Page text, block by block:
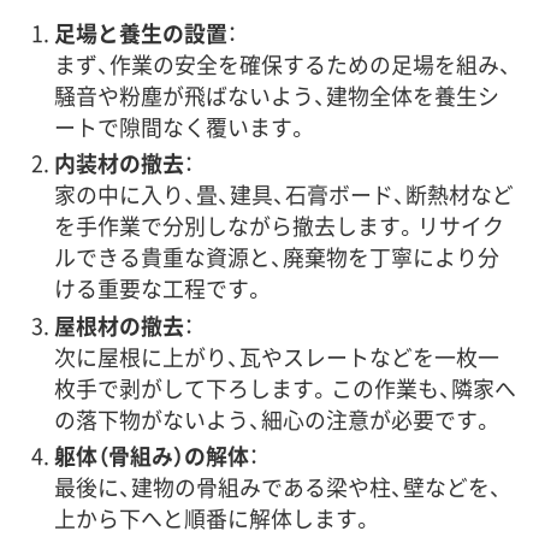
足場と養生の設置：
まず、作業の安全を確保するための足場を組み、
騒音や粉塵が飛ばないよう、建物全体を養生シ
ートで隙間なく覆います。
内装材の撤去：
家の中に入り、畳、建具、石膏ボード、断熱材など
を手作業で分別しながら撤去します。リサイク
ルできる貴重な資源と、廃棄物を丁寧により分
ける重要な工程です。
屋根材の撤去：
次に屋根に上がり、瓦やスレートなどを一枚一
枚手で剥がして下ろします。この作業も、隣家へ
の落下物がないよう、細心の注意が必要です。
躯体（骨組み）の解体：
最後に、建物の骨組みである梁や柱、壁などを、
上から下へと順番に解体します。